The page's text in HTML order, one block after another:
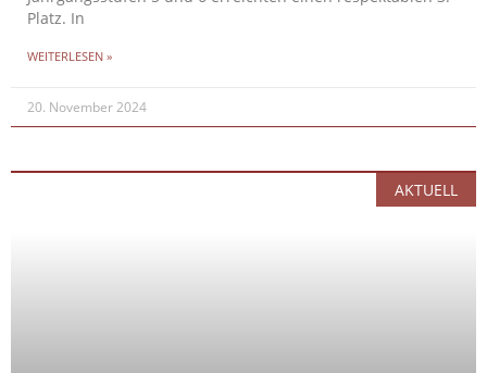
Platz. In
WEITERLESEN »
20. November 2024
AKTUELL